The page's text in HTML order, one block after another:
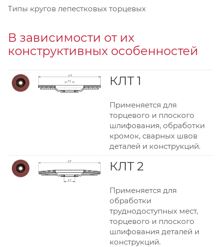
Типы кругов лепестковых торцевых
В зависимости от их
конструктивных особенностей
КЛТ 1
Применяется для
торцевого и плоского
шлифования, обработки
кромок, сварных швов
деталей и конструкций.
КЛТ 2
Применяется для
обработки
труднодоступных мест,
торцевого и плоского
шлифования деталей и
конструкций.